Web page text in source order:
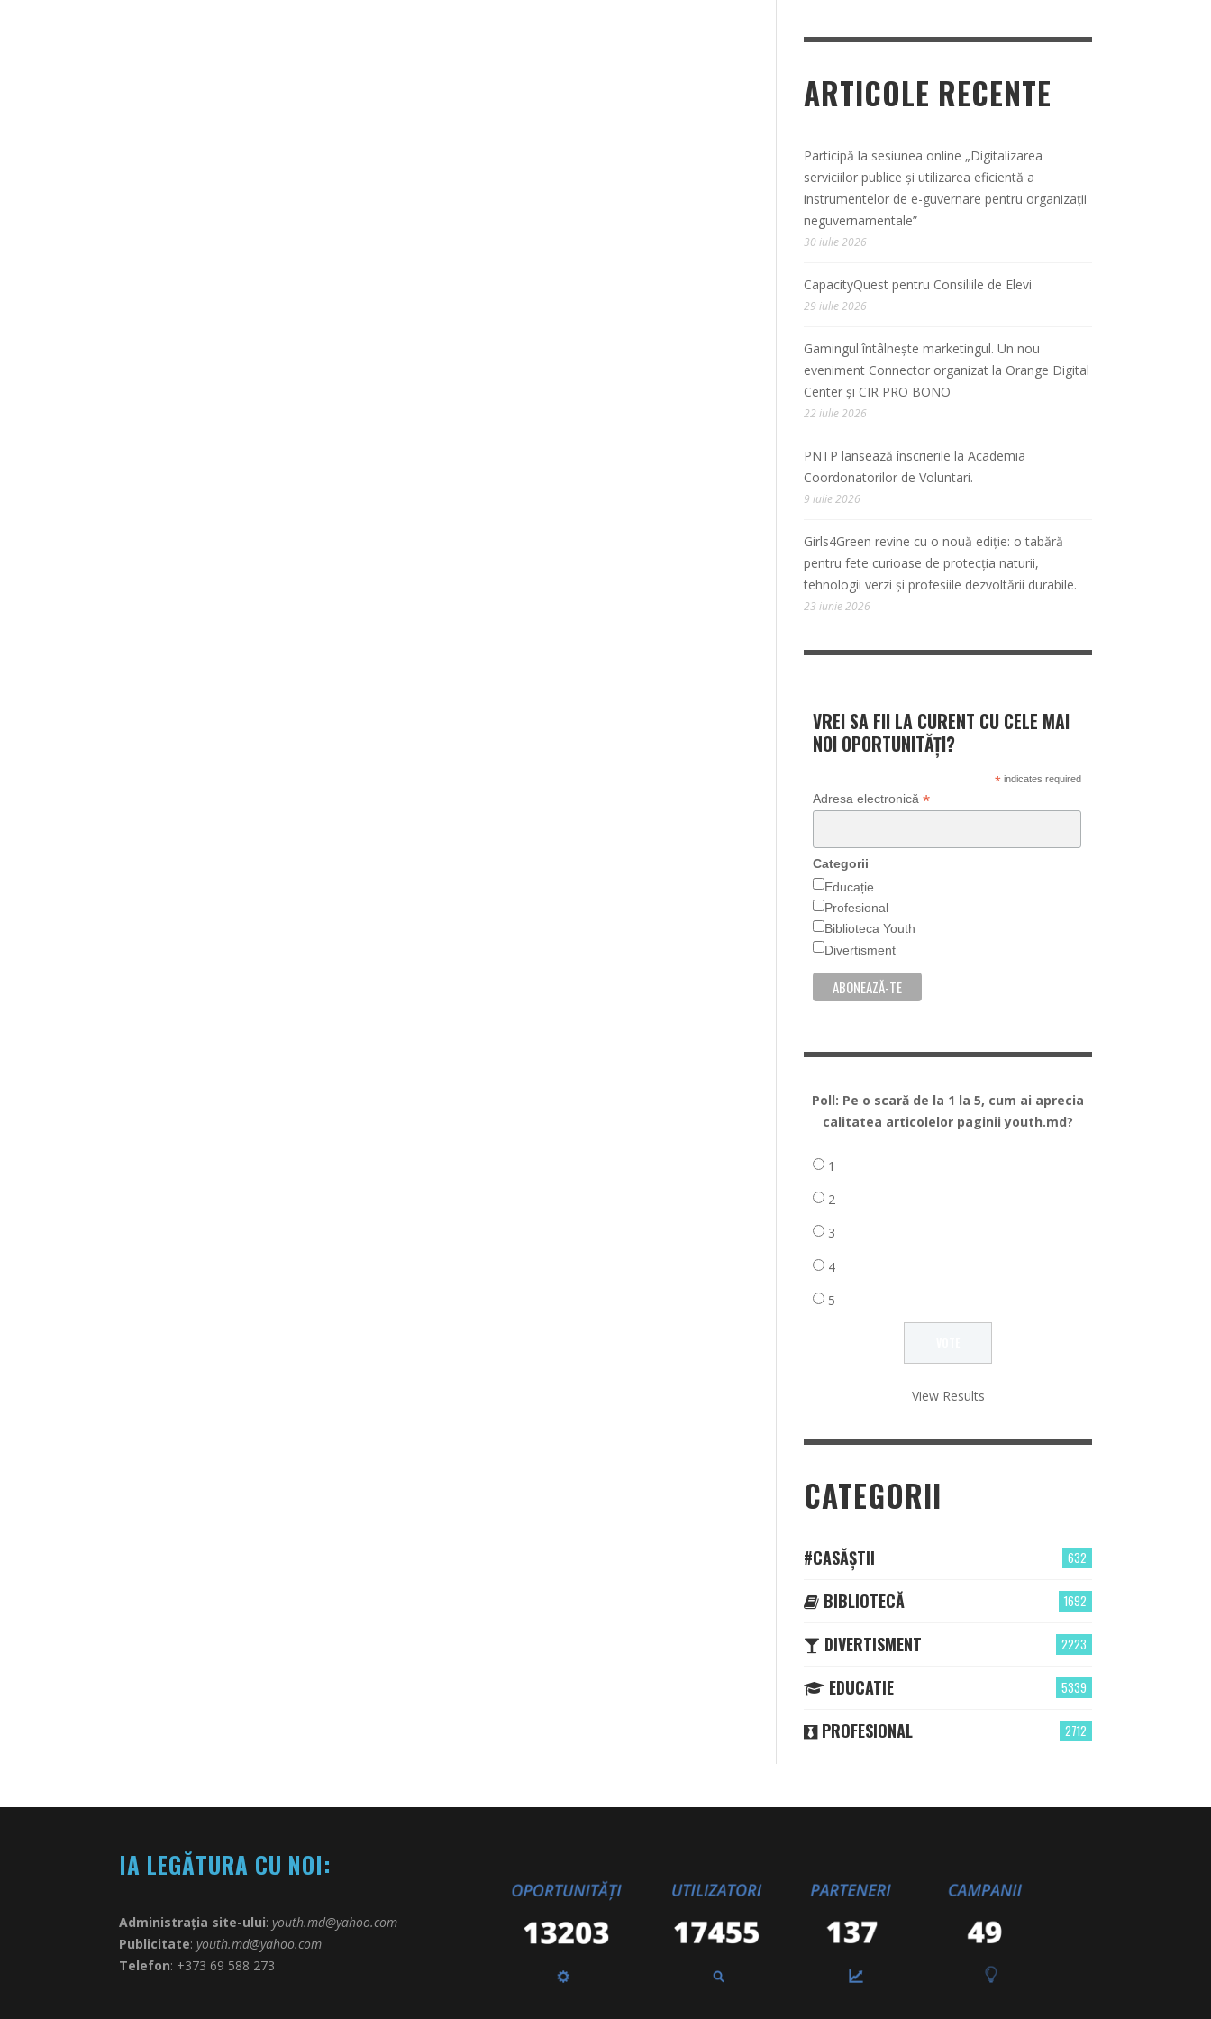
ARTICOLE RECENTE
Participă la sesiunea online „Digitalizarea
serviciilor publice și utilizarea eficientă a
instrumentelor de e-guvernare pentru organizații
neguvernamentale”
30 iulie 2026
CapacityQuest pentru Consiliile de Elevi
29 iulie 2026
Gamingul întâlnește marketingul. Un nou
eveniment Connector organizat la Orange Digital
Center și CIR PRO BONO
22 iulie 2026
PNTP lansează înscrierile la Academia
Coordonatorilor de Voluntari.
9 iulie 2026
Girls4Green revine cu o nouă ediție: o tabără
pentru fete curioase de protecția naturii,
tehnologii verzi și profesiile dezvoltării durabile.
23 iunie 2026
VREI SA FII LA CURENT CU CELE MAI
NOI OPORTUNITĂȚI?
*indicates required
Adresa electronică *
Categorii
Educație
Profesional
Biblioteca Youth
Divertisment
Poll: Pe o scară de la 1 la 5, cum ai aprecia
calitatea articolelor paginii youth.md?
1
2
3
4
5
View Results
CATEGORII
632
#CASĂȘTII
1692
BIBLIOTECĂ
2223
DIVERTISMENT
5339
EDUCATIE
2712
PROFESIONAL
IA LEGĂTURA CU NOI:
Administrația site-ului: youth.md@yahoo.com
Publicitate: youth.md@yahoo.com
Telefon: +373 69 588 273